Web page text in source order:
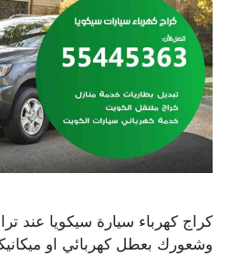
كراج كهرباء سيارة سيكويا عند
وشعورك بعطل كهربائي او